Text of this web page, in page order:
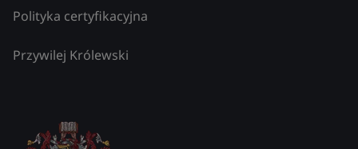
Polityka certyfikacyjna
Przywilej Królewski